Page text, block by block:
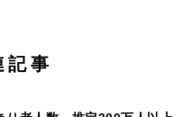
記事